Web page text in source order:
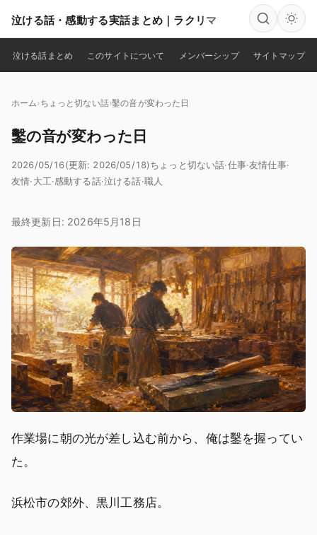
泣ける話・感動する実話まとめ｜ラクリマ
検索
泣ける話まとめ このサイトについて メンバーシップ サイトマップ
ホーム ちょっと切ない話 鑿の音が変わった日
鑿の音が変わった日
2026/05/16(更新: 2026/05/18)ちょっと切ない話·仕事·友情仕事·
友情· 大工·感動する話·泣ける話·職人
最終更新日: 2026年5月18日
作業場に朝の光が差し込む前から、俺は鑿を握ってい
た。
浜松市の郊外、黒川工務店。